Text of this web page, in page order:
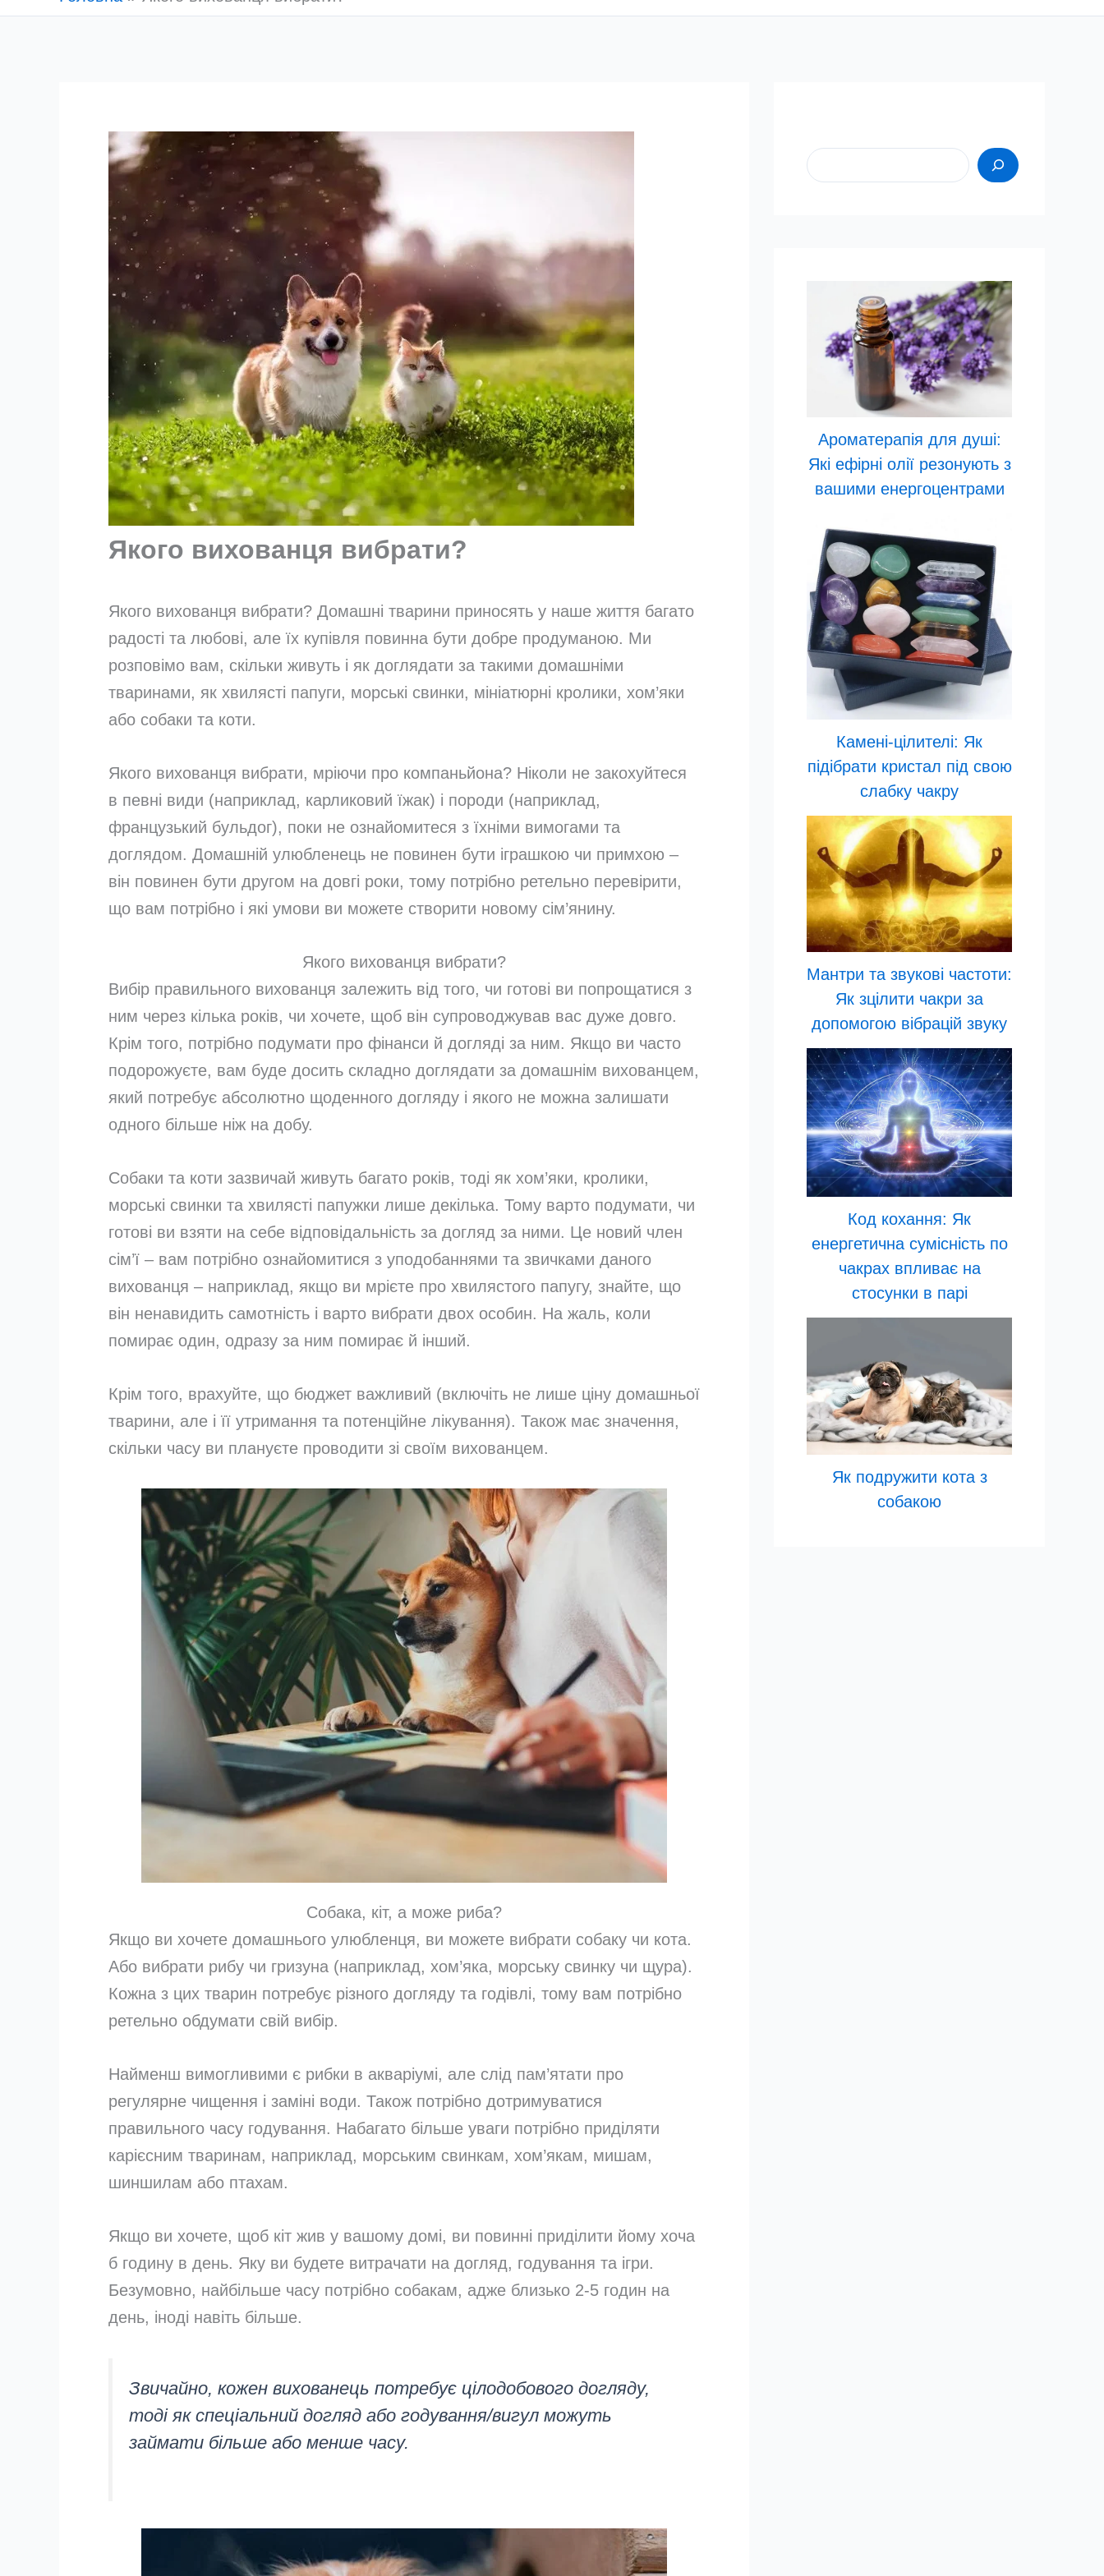
Якого вихованця вибрати?
Якого вихованця вибрати? Домашні тварини приносять у наше життя багато
радості та любові, але їх купівля повинна бути добре продуманою. Ми
розповімо вам, скільки живуть і як доглядати за такими домашніми
тваринами, як хвилясті папуги, морські свинки, мініатюрні кролики, хом’яки
або собаки та коти.
Якого вихованця вибрати, мріючи про компаньйона? Ніколи не закохуйтеся
в певні види (наприклад, карликовий їжак) і породи (наприклад,
французький бульдог), поки не ознайомитеся з їхніми вимогами та
доглядом. Домашній улюбленець не повинен бути іграшкою чи примхою –
він повинен бути другом на довгі роки, тому потрібно ретельно перевірити,
що вам потрібно і які умови ви можете створити новому сім’янину.
Якого вихованця вибрати?
Вибір правильного вихованця залежить від того, чи готові ви попрощатися з
ним через кілька років, чи хочете, щоб він супроводжував вас дуже довго.
Крім того, потрібно подумати про фінанси й догляді за ним. Якщо ви часто
подорожуєте, вам буде досить складно доглядати за домашнім вихованцем,
який потребує абсолютно щоденного догляду і якого не можна залишати
одного більше ніж на добу.
Собаки та коти зазвичай живуть багато років, тоді як хом’яки, кролики,
морські свинки та хвилясті папужки лише декілька. Тому варто подумати, чи
готові ви взяти на себе відповідальність за догляд за ними. Це новий член
сім’ї – вам потрібно ознайомитися з уподобаннями та звичками даного
вихованця – наприклад, якщо ви мрієте про хвилястого папугу, знайте, що
він ненавидить самотність і варто вибрати двох особин. На жаль, коли
помирає один, одразу за ним помирає й інший.
Крім того, врахуйте, що бюджет важливий (включіть не лише ціну домашньої
тварини, але і її утримання та потенційне лікування). Також має значення,
скільки часу ви плануєте проводити зі своїм вихованцем.
Собака, кіт, а може риба?
Якщо ви хочете домашнього улюбленця, ви можете вибрати собаку чи кота.
Або вибрати рибу чи гризуна (наприклад, хом’яка, морську свинку чи щура).
Кожна з цих тварин потребує різного догляду та годівлі, тому вам потрібно
ретельно обдумати свій вибір.
Найменш вимогливими є рибки в акваріумі, але слід пам’ятати про
регулярне чищення і заміні води. Також потрібно дотримуватися
правильного часу годування. Набагато більше уваги потрібно приділяти
карієсним тваринам, наприклад, морським свинкам, хом’якам, мишам,
шиншилам або птахам.
Якщо ви хочете, щоб кіт жив у вашому домі, ви повинні приділити йому хоча
б годину в день. Яку ви будете витрачати на догляд, годування та ігри.
Безумовно, найбільше часу потрібно собакам, адже близько 2-5 годин на
день, іноді навіть більше.
Звичайно, кожен вихованець потребує цілодобового догляду,
тоді як спеціальний догляд або годування/вигул можуть
займати більше або менше часу.
Ароматерапія для душі:
Які ефірні олії резонують з
вашими енергоцентрами
Камені-цілителі: Як
підібрати кристал під свою
слабку чакру
Мантри та звукові частоти:
Як зцілити чакри за
допомогою вібрацій звуку
Код кохання: Як
енергетична сумісність по
чакрах впливає на
стосунки в парі
Як подружити кота з
собакою